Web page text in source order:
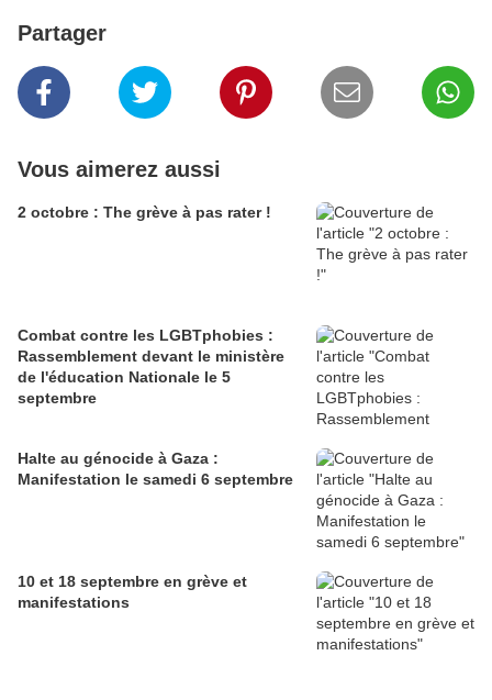
Partager
Vous aimerez aussi
2 octobre : The grève à pas rater !
Combat contre les LGBTphobies :
Rassemblement devant le ministère
de l'éducation Nationale le 5
septembre
Halte au génocide à Gaza :
Manifestation le samedi 6 septembre
10 et 18 septembre en grève et
manifestations